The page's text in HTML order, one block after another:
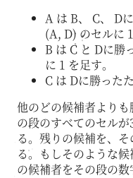
A は B、 C、 D
(A, D) のセルに 1
B は C と Dに勝
に 1 を足す。
C は Dに勝った
他のどの候補者より
の段のすべてのセル
る。残りの候補を、
る。もしそのような
の候補者をその段の数